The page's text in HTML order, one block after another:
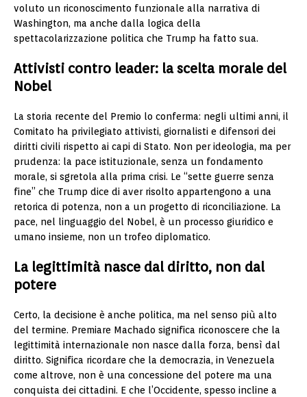
voluto un riconoscimento funzionale alla narrativa di
Washington, ma anche dalla logica della
spettacolarizzazione politica che Trump ha fatto sua.
Attivisti contro leader: la scelta morale del
Nobel
La storia recente del Premio lo conferma: negli ultimi anni, il
Comitato ha privilegiato attivisti, giornalisti e difensori dei
diritti civili rispetto ai capi di Stato. Non per ideologia, ma per
prudenza: la pace istituzionale, senza un fondamento
morale, si sgretola alla prima crisi. Le “sette guerre senza
fine” che Trump dice di aver risolto appartengono a una
retorica di potenza, non a un progetto di riconciliazione. La
pace, nel linguaggio del Nobel, è un processo giuridico e
umano insieme, non un trofeo diplomatico.
La legittimità nasce dal diritto, non dal
potere
Certo, la decisione è anche politica, ma nel senso più alto
del termine. Premiare Machado significa riconoscere che la
legittimità internazionale non nasce dalla forza, bensì dal
diritto. Significa ricordare che la democrazia, in Venezuela
come altrove, non è una concessione del potere ma una
conquista dei cittadini. E che l’Occidente, spesso incline a